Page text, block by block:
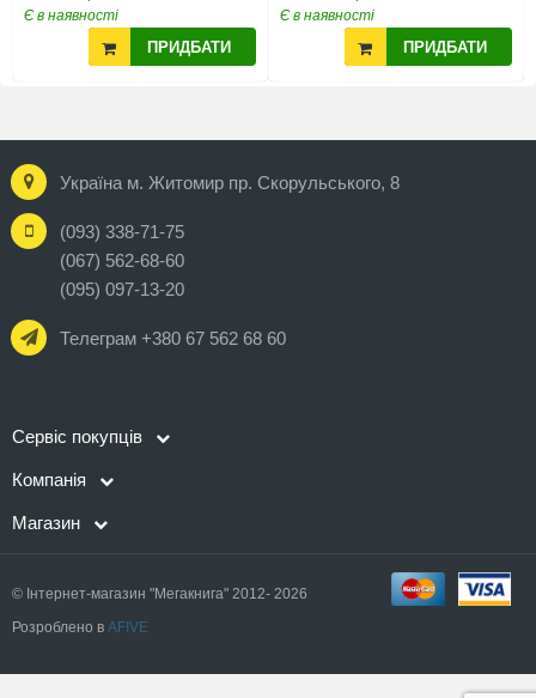
Є в наявності
ПРИДБАТИ
Є в наявності
ПРИДБАТИ
Україна м. Житомир пр. Скорульського, 8
(093) 338-71-75
(067) 562-68-60
(095) 097-13-20
Телеграм +380 67 562 68 60
Сервіс покупців
Компанія
Магазин
© Інтернет-магазин "Мегакнига" 2012- 2026
Розроблено в AFIVE